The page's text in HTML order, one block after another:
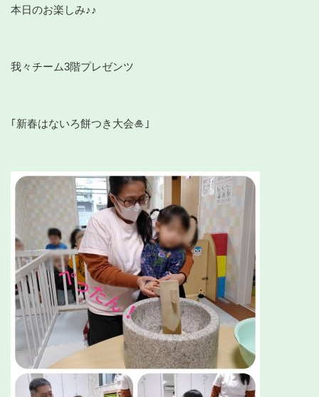
本日のお楽しみ♪♪
我々チーム3階プレゼンツ
｢新春はないろ餅つき大会🎍｣